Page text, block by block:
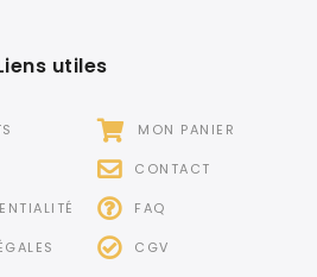
utiles
MON PANIER
CONTACT
FAQ
CGV